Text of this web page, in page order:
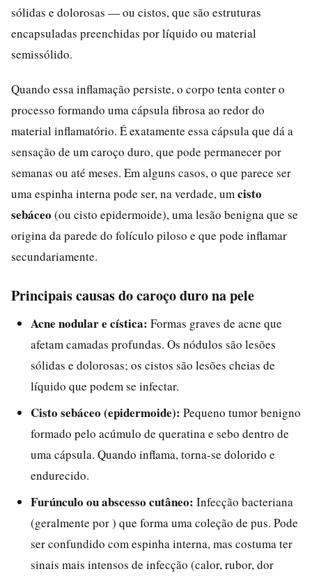
sólidas e dolorosas — ou cistos, que são estruturas
encapsuladas preenchidas por líquido ou material
semissólido.
Quando essa inflamação persiste, o corpo tenta conter o
processo formando uma cápsula fibrosa ao redor do
material inflamatório. É exatamente essa cápsula que dá a
sensação de um caroço duro, que pode permanecer por
semanas ou até meses. Em alguns casos, o que parece ser
uma espinha interna pode ser, na verdade, um cisto
sebáceo (ou cisto epidermoide), uma lesão benigna que se
origina da parede do folículo piloso e que pode inflamar
secundariamente.
Principais causas do caroço duro na pele
Acne nodular e cística: Formas graves de acne que
afetam camadas profundas. Os nódulos são lesões
sólidas e dolorosas; os cistos são lesões cheias de
líquido que podem se infectar.
Cisto sebáceo (epidermoide): Pequeno tumor benigno
formado pelo acúmulo de queratina e sebo dentro de
uma cápsula. Quando inflama, torna-se dolorido e
endurecido.
Furúnculo ou abscesso cutâneo: Infecção bacteriana
(geralmente por ) que forma uma coleção de pus. Pode
ser confundido com espinha interna, mas costuma ter
sinais mais intensos de infecção (calor, rubor, dor